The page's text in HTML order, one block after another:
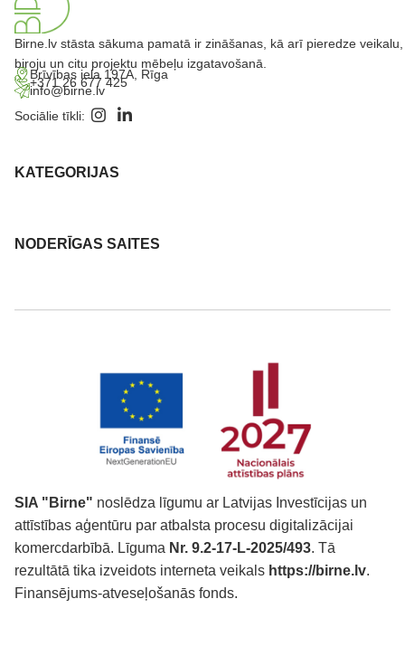
Birne.lv stāsta sākuma pamatā ir zināšanas, kā arī pieredze veikalu,
biroju un citu projektu mēbeļu izgatavošanā.
Brīvības iela 197A, Rīga
+371 26 677 425
info@birne.lv
Sociālie tīkli:
KATEGORIJAS
NODERĪGAS SAITES
SIA "Birne" noslēdza līgumu ar Latvijas Investīcijas un
attīstības aģentūru par atbalsta procesu digitalizācijai
komercdarbībā. Līguma Nr. 9.2-17-L-2025/493. Tā
rezultātā tika izveidots interneta veikals https://birne.lv.
Finansējums-atveseļošanās fonds.